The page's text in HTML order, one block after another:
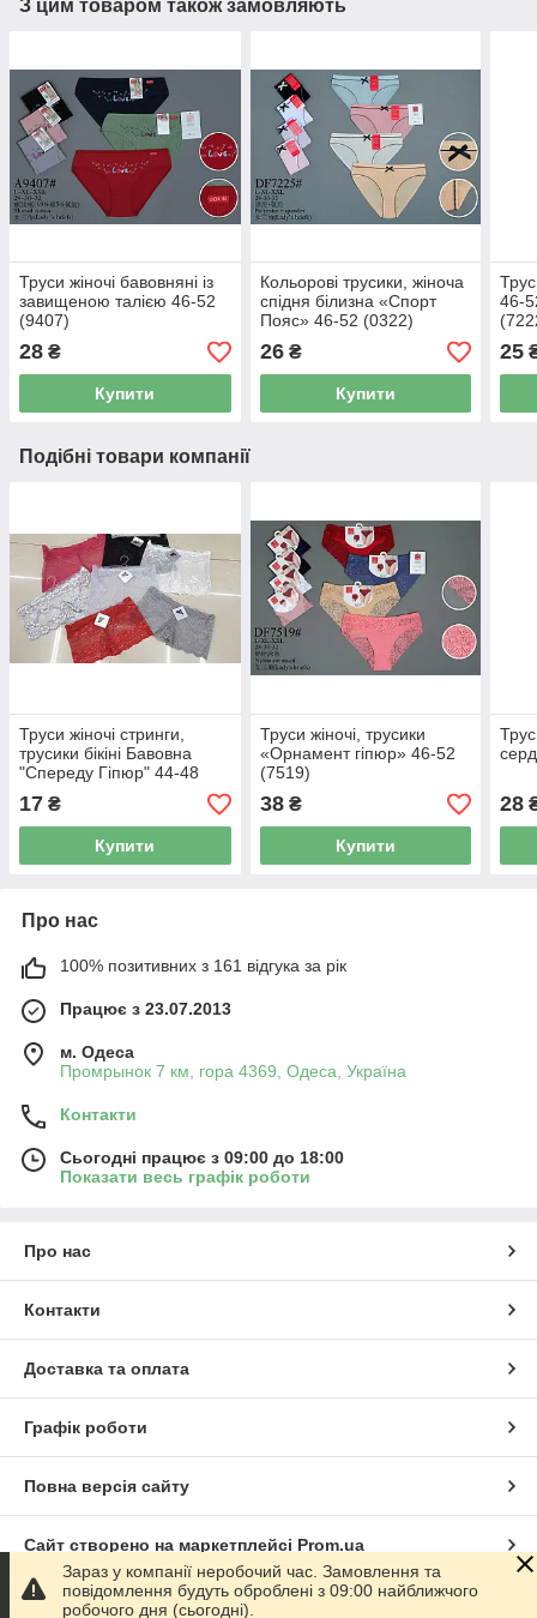
З цим товаром також замовляють
Труси жіночі бавовняні із
завищеною талією 46-52
(9407)
28 ₴
Купити
Кольорові трусики, жіноча
спідня білизна «Спорт
Пояс» 46-52 (0322)
26₴
Купити
46-
25
Подібні товари компанії
Труси жіночі стринги,
трусики бікіні Бавовна
"Спереду Гіпюр" 44-48
17 ₴
Купити
Труси жіночі, трусики
«Орнамент гіпюр» 46-52
(7519)
38₴
Купити
28
Про нас
100% позитивних з 161 відгука за рік
Працює з 23.07.2013
м. Одеса
Промрынок 7 км, гора 4369, Одеса, Україна
Контакти
Сьогодні працює з 09:00 до 18:00
Показати весь графік роботи
Про нас
Контакти
Доставка та оплата
Графік роботи
Повна версія сайту
Сайт створено на маркетплейсі Prom.ua
Політика конфіденційності
Зараз у компанії неробочий час. Замовлення та
повідомлення будуть оброблені з 09:00 найближчого
робочого дня (сьогодні).